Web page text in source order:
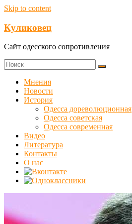
Skip to content
Куликовец
Сайт одесского сопротивления
Мнения
Новости
История
Одесса дореволюционная
Одесса советская
Одесса современная
Видео
Литература
Контакты
О нас